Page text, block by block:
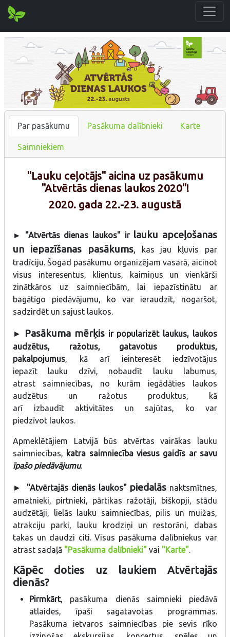
Par pasākumu Pasākuma dalībnieki Karte
Saimniekiem
"Lauku ceļotājs" aicina uz pasākumu
"Atvērtās dienas laukos 2020"!
2020. gada 22.-23. augustā
► "Atvērtās dienas laukos" irlauku apceļošanas
un iepazīšanas pasākums, kas jau kļuvis par
tradīciju. Šogad pasākumu organizējam vasarā, aicinot
visus interesentus, klientus, kaimiņus un vienkārši
zinātkāros uz saimniecībām, lai iepazīstinātu ar
bagātīgo piedāvājumu, ko var ieraudzīt, nogaršot,
sadzirdēt un sajust laukos.
► Pasākuma mērķisir popularizēt laukus, laukos
audzētus, ražotus, gatavotus produktus,
pakalpojumus, kā arī ieinteresēt iedzīvotājus
iepazīt lauku dzīvi, nobaudīt lauku labumus,
atrast saimniecības, no kurām iegādāties laukos
audzētus un ražotus produktus, kā
arī izbaudīt aktivitātes un sajūtas, ko var
piedzīvot laukos.
Apmeklētājiem Latvijā būs atvērtas vairākas lauku
saimniecības, katra saimniecība viesus gaidīs ar savu
īpašo piedāvājumu.
► "Atvērtajās dienās laukos" piedalās naktsmītnes,
amatnieki, pirtnieki, pārtikas ražotāji, biškopji, stādu
audzētāji, lielās lauku saimniecības, pilis un muižas,
atrakciju parki, lauku krodziņi un restorāni, dabas
takas un daudzi citi. Visus pasākuma dalībniekus var
atrast sadaļā "Pasākuma dalībnieki" vai "Karte".
Kāpēc doties uz laukiem Atvērtajās
dienās?
Pirmkārt, pasākuma dienās saimnieki piedāvā
atlaides, īpaši sagatavotas programmas.
Pasākuma ietvaros saimniecības pie sevis rīko